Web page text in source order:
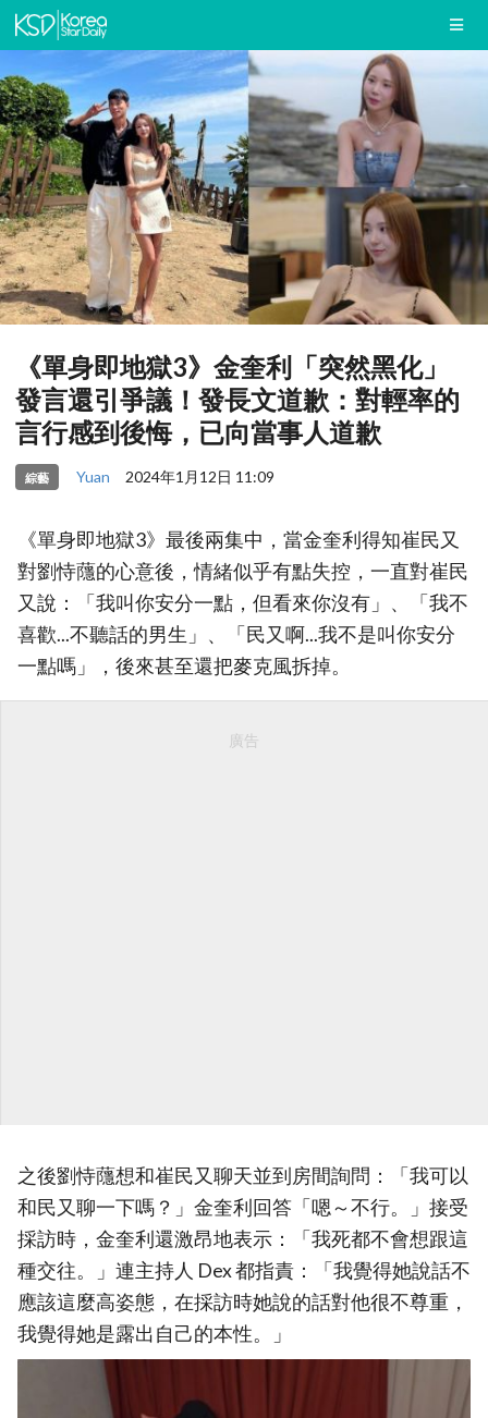
《單身即地獄3》金奎利「突然黑化」
發言還引爭議！發長文道歉：對輕率的
言行感到後悔，已向當事人道歉
綜藝 Yuan 2024年1月12日 11:09
《單身即地獄3》最後兩集中，當金奎利得知崔民又
對劉恃蘟的心意後，情緒似乎有點失控，一直對崔民
又說：「我叫你安分一點，但看來你沒有」、「我不
喜歡...不聽話的男生」、「民又啊...我不是叫你安分
一點嗎」，後來甚至還把麥克風拆掉。
廣告
之後劉恃蘟想和崔民又聊天並到房間詢問：「我可以
和民又聊一下嗎？」金奎利回答「嗯～不行。」接受
採訪時，金奎利還激昂地表示：「我死都不會想跟這
種交往。」連主持人 Dex 都指責：「我覺得她說話不
應該這麼高姿態，在採訪時她說的話對他很不尊重，
我覺得她是露出自己的本性。」